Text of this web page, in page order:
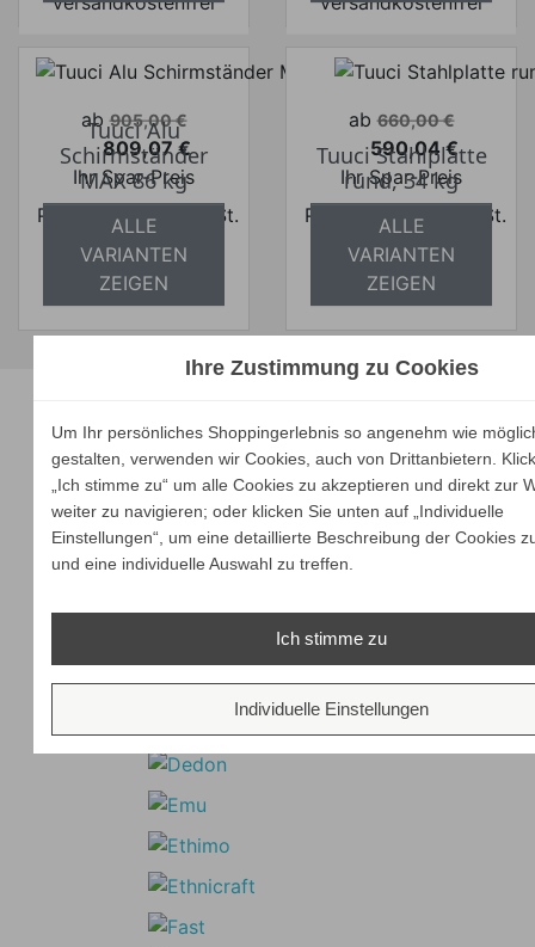
Verkaufspreis
ab 905,00 €
Preis
809,07 €
Ihr Spar-Preis
Preise inkl. ges. MwSt.
absolut
versandkostenfrei
Tuuci Alu
Schirmständer
MAX 86 kg
ALLE
VARIANTEN
ZEIGEN
Verkaufspreis
ab 660,00 €
Preis
590,04 €
Ihr Spar-Preis
Preise inkl. ges. MwSt.
absolut
versandkostenfrei
Tuuci Stahlplatte
rund, 34 kg
ALLE
VARIANTEN
ZEIGEN
Unsere Marken
Ihre Zustimmung zu Cookies
Um Ihr persönliches Shoppingerlebnis so angenehm wie
gestalten, verwenden wir Cookies, auch von Drittanbietern.
„Ich stimme zu“ um alle Cookies zu akzeptieren und direkt zur
weiter zu navigieren; oder klicken Sie unten auf „Individuelle
Einstellungen“, um eine detaillierte Beschreibung der Cookies
und eine individuelle Auswahl zu treffen.
Ich stimme zu
Individuelle Einstellungen